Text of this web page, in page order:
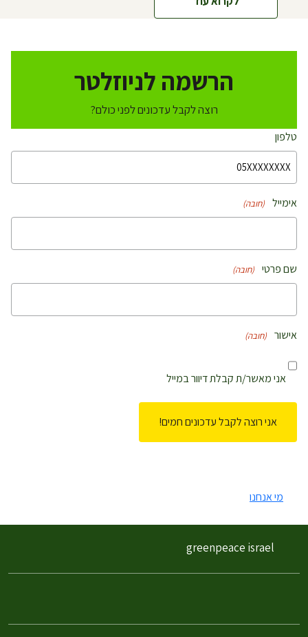
הרשמה לניוזלטר
רוצה לקבל עדכונים לפני כולם?
טלפון
אימייל (חובה)
שם פרטי (חובה)
אישור (חובה)
אני מאשר/ת קבלת דיוור במייל
מי אנחנו